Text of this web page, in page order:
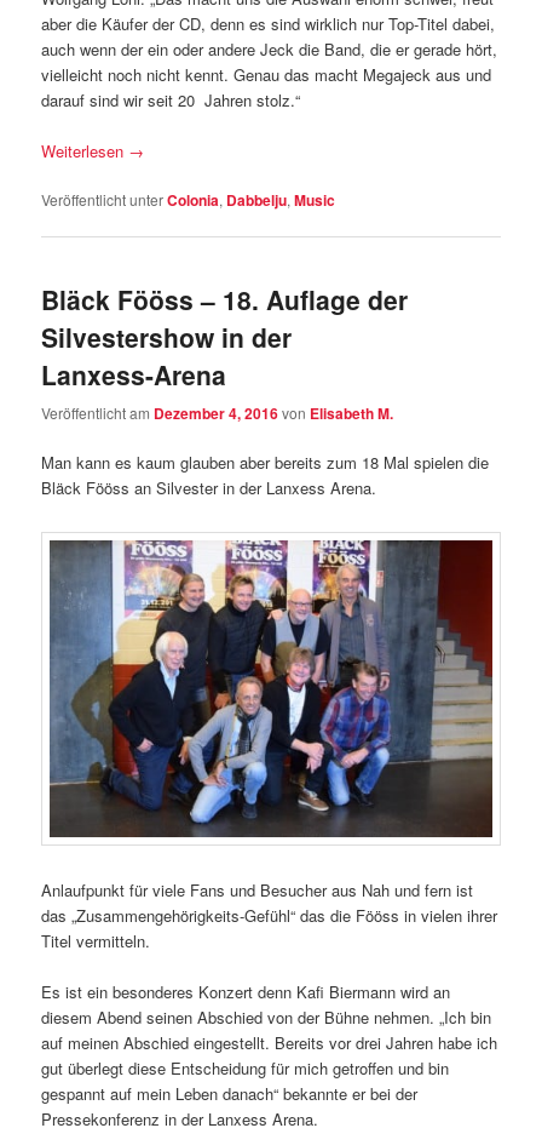
aber die Käufer der CD, denn es sind wirklich nur Top-Titel dabei,
auch wenn der ein oder andere Jeck die Band, die er gerade hört,
vielleicht noch nicht kennt. Genau das macht Megajeck aus und
darauf sind wir seit 20 Jahren stolz.“
Weiterlesen →
Veröffentlicht unterColonia, Dabbelju,Music
Bläck Fööss – 18. Auflage der
Silvestershow in der
Lanxess-Arena
Veröffentlicht am Dezember 4, 2016von Elisabeth M.
Man kann es kaum glauben aber bereits zum 18 Mal spielen die
Bläck Fööss an Silvester in der Lanxess Arena.
Anlaufpunkt für viele Fans und Besucher aus Nah und fern ist
das „Zusammengehörigkeits-Gefühl“ das die Fööss in vielen ihrer
Titel vermitteln.
Es ist ein besonderes Konzert denn Kafi Biermann wird an
diesem Abend seinen Abschied von der Bühne nehmen. „Ich bin
auf meinen Abschied eingestellt. Bereits vor drei Jahren habe ich
gut überlegt diese Entscheidung für mich getroffen und bin
gespannt auf mein Leben danach“ bekannte er bei der
Pressekonferenz in der Lanxess Arena.